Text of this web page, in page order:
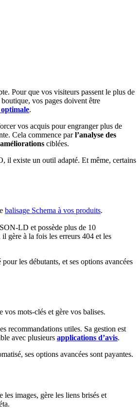
Pour que vos visiteurs passent le plus de
vos pages doivent être
optimale.
vos acquis pour engranger plus de
Cela commence parl’analyse des
ciblées.
il existe un outil adapté. Et même, certains
balisage Schema à vos produits.
LD et possède plus de 10
gère à la fois les erreurs 404 et les
pour les débutants, et ses options avancées
vos mots-clés et gère vos balises.
recommandations utiles. Sa gestion est
avec plusieurs applications d’avis.
ses options avancées sont payantes.
les images, gère les liens brisés et